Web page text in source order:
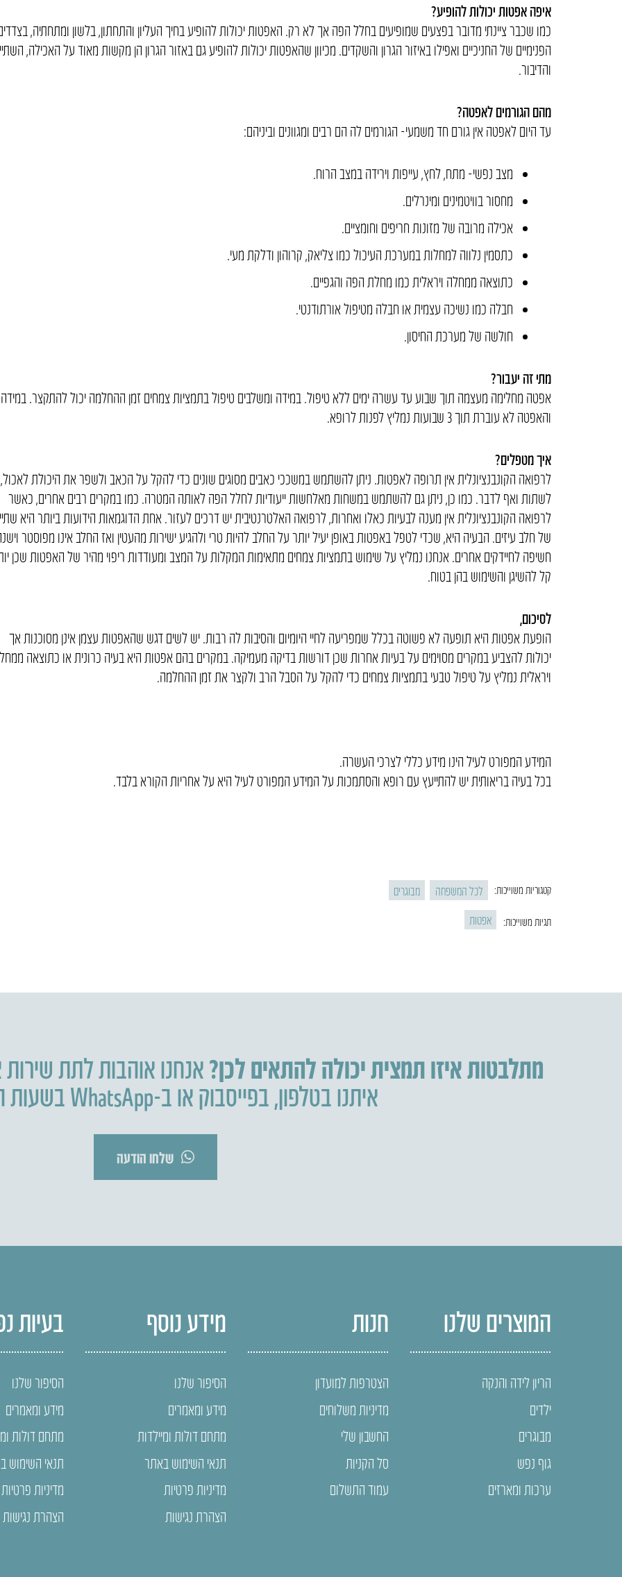
איפה אפטות יכולות להופיע?
כמו שכבר ציינתי מדובר בפצעים שמופיעים בחלל הפה אך לא רק. האפטות יכולות להופיע בחיך העליון והתחתון, בלשון ומתחתיה,
הפנימיים של החניכיים ואפילו באיזור הגרון והשקדים. מכיוון שהאפטות יכולות להופיע גם באזור הגרון הן מקשות מאוד על האכילה,
והדיבור.
מהם הגורמים לאפטה?
עד היום לאפטה אין גורם חד משמעי- הגורמים לה הם רבים ומגוונים וביניהם:
מצב נפשי- מתח, לחץ, עייפות וירידה במצב הרוח.
מחסור בוויטמינים ומינרלים.
אכילה מרובה של מזונות חריפים וחומציים.
כתסמין נלווה למחלות במערכת העיכול כמו צליאק, קרוהון ודלקת מעי.
כתוצאה ממחלה ויראלית כמו מחלת הפה והגפיים.
חבלה כמו נשיכה עצמית או חבלה מטיפול אורתודנטי.
חולשה של מערכת החיסון.
מתי זה יעבור?
אפטה מחלימה מעצמה תוך שבוע עד עשרה ימים ללא טיפול. במידה ומשלבים טיפול בתמציות צמחים זמן ההחלמה יכול להתקצר. במידה
והאפטה לא עוברת תוך 3 שבועות נמליץ לפנות לרופא.
איך מטפלים?
לרפואה הקונבנציונלית אין תרופה לאפטות. ניתן להשתמש במשככי כאבים מסוגים שונים כדי להקל על הכאב ולשפר את היכולת לאכול,
לשתות ואף לדבר. כמו כן, ניתן גם להשתמש במשחות מאלחשות ייעודיות לחלל הפה לאותה המטרה. כמו במקרים רבים אחרים, כאשר
לרפואה הקונבנציונלית אין מענה לבעיות כאלו ואחרות, לרפואה האלטרנטיבית יש דרכים לעזור. אחת הדוגמאות הידועות ביותר היא
של חלב עיזים. הבעיה היא, שכדי לטפל באפטות באופן יעיל יותר על החלב להיות טרי ולהגיע ישירות מהעטין ואז החלב אינו מפוסטר
חשיפה לחיידקים אחרים. אנחנו נמליץ על שימוש בתמציות צמחים מתאימות המקלות על המצב ומעודדות ריפוי מהיר של האפטות שכן
קל להשיגן והשימוש בהן בטוח.
לסיכום,
הופעת אפטות היא תופעה לא פשוטה בכלל שמפריעה לחיי היומיום והסיבות לה רבות. יש לשים דגש שהאפטות עצמן אינן מסוכנות אך
יכולות להצביע במקרים מסוימים על בעיות אחרות שכן דורשות בדיקה מעמיקה. במקרים בהם אפטות היא בעיה כרונית או כתוצאה
ויראלית נמליץ על טיפול טבעי בתמציות צמחים כדי להקל על הסבל הרב ולקצר את זמן ההחלמה.
המידע המפורט לעיל הינו מידע כללי לצרכי העשרה.
בכל בעיה בריאותית יש להתייעץ עם רופא והסתמכות על המידע המפורט לעיל היא על אחריות הקורא בלבד.
קטגוריות משוייכות: לכל המשפחה מבוגרים
תגיות משוייכות: אפטות
מתלבטות איזו תמצית יכולה להתאים לכן?אנחנו אוהבות לתת
איתנו בטלפון,בפייסבוק או ב-WhatsApp בשעות הפעילות.
שלחו הודעה
המוצרים שלנו
הריון לידה והנקה
ילדים
מבוגרים
גוף נפש
ערכות ומארזים
חנות
הצטרפות למועדון
מדיניות משלוחים
החשבון שלי
סל הקניות
עמוד התשלום
מידע נוסף
הסיפור שלנו
מידע ומאמרים
מתחם דולות ומיילדות
תנאי השימוש באתר
מדיניות פרטיות
הצהרת נגישות
בעיות
הסיפור שלנו
מידע ומאמרים
מתחם דולות
תנאי השימוש
מדיניות פרטיות
הצהרת נגישות